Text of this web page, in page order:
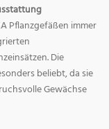
Pflanzgefäßen immer
Die
beliebt, da sie
Gewächse